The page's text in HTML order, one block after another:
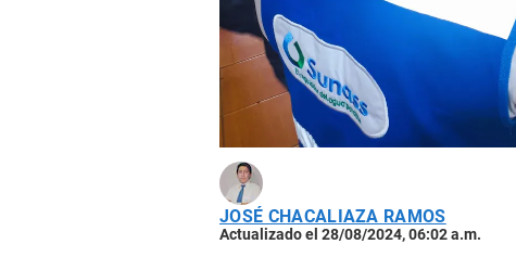
JOSÉ CHACALIAZA RAMOS
Actualizado el 28/08/2024, 06:02 a.m.